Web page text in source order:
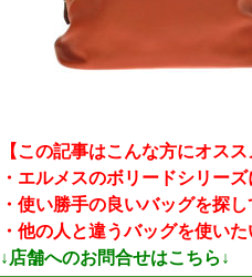
【この記事はこんな方にオス
・エルメスのボリードシリー
・使い勝手の良いバッグを探
・他の人と違うバッグを使いた
↓店舗へのお問合せはこちら↓